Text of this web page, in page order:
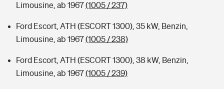
Limousine, ab 1967(1005 / 237)
Ford Escort, ATH (ESCORT 1300), 35 kW, Benzin,
Limousine, ab 1967(1005 / 238)
Ford Escort, ATH (ESCORT 1300), 38 kW, Benzin,
Limousine, ab 1967(1005 / 239)